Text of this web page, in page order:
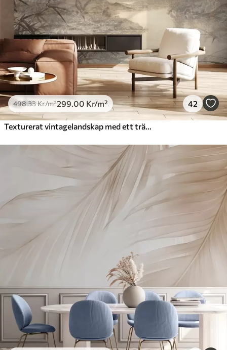
498.33Kr/m²299 .00 Kr/m² 42